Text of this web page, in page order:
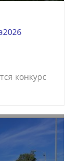
конкурс